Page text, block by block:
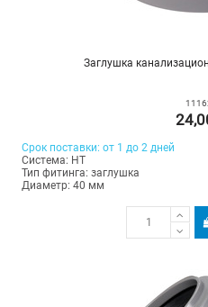
Заглушка
Срок поставки: от 1 до 2 дней
Система: HT
Тип фитинга: заглушка
Диаметр: 40 мм